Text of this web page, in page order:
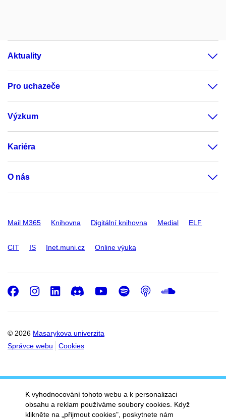
Aktuality
Pro uchazeče
Výzkum
Kariéra
O nás
Mail M365 Knihovna Digitální knihovna Medial ELF
CIT IS Inet.muni.cz Online výuka
© 2026 Masarykova univerzita
Správce webu
Cookies
Facebook
Instagram
LinkedIn
DiscordYoutube
Spotify
Podcast
K vyhodnocování tohoto webu a k personalizaci
obsahu a reklam používáme soubory cookies. Když
klikněte na „přijmout cookies", poskytnete nám